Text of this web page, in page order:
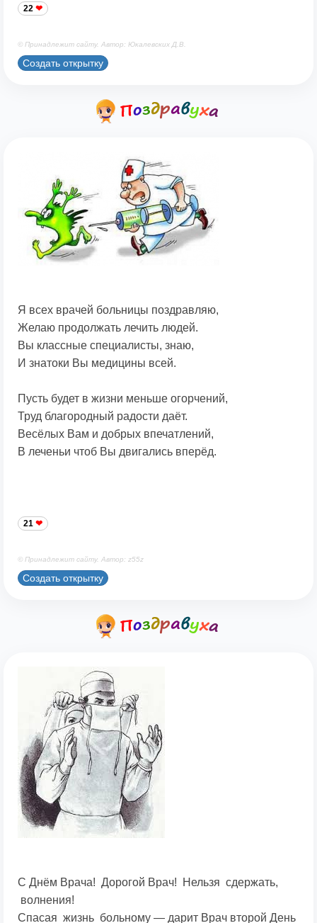
22
© Принадлежит сайту. Автор: Юкалевских Д.В.
Создать открытку
Я всех врачей больницы поздравляю,
Желаю продолжать лечить людей.
Вы классные специалисты, знаю,
И знатоки Вы медицины всей.
Пусть будет в жизни меньше огорчений,
Труд благородный радости даёт.
Весёлых Вам и добрых впечатлений,
В леченьи чтоб Вы двигались вперёд.
21
© Принадлежит сайту. Автор: z55z
Создать открытку
С Днём Врача! Дорогой Врач! Нельзя сдержать,
волнения!
Спасая жизнь больному — дарит Врач второй День